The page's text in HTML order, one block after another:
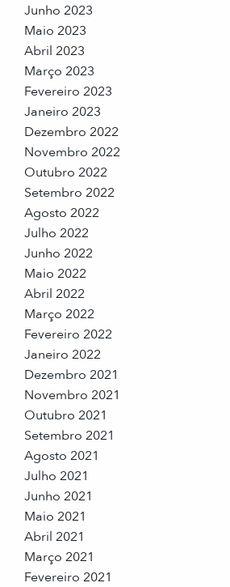
Junho 2023
Maio 2023
Abril 2023
Março 2023
Fevereiro 2023
Janeiro 2023
Dezembro 2022
Novembro 2022
Outubro 2022
Setembro 2022
Agosto 2022
Julho 2022
Junho 2022
Maio 2022
Abril 2022
Março 2022
Fevereiro 2022
Janeiro 2022
Dezembro 2021
Novembro 2021
Outubro 2021
Setembro 2021
Agosto 2021
Julho 2021
Junho 2021
Maio 2021
Abril 2021
Março 2021
Fevereiro 2021